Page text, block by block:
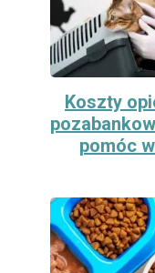
Koszty
pomóc